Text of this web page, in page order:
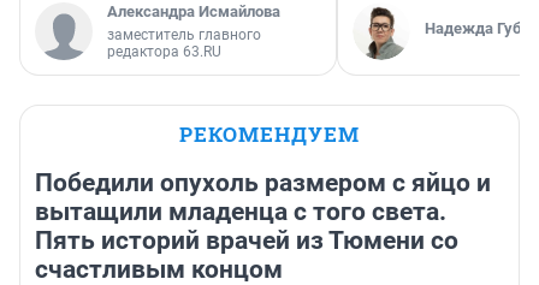
Александра Исмайлова
заместитель главного
редактора 63.RU
Надежда
РЕКОМЕНДУЕМ
Победили опухоль размером с яйцо и
вытащили младенца с того света.
Пять историй врачей из Тюмени со
счастливым концом